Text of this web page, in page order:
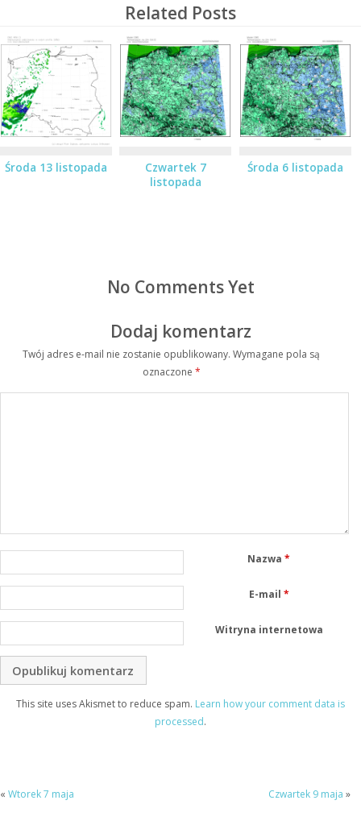
Related Posts
Środa 13 listopada
Czwartek 7
listopada
Środa 6 listopada
No Comments Yet
Dodaj komentarz
Twój adres e-mail nie zostanie opublikowany. Wymagane pola są
oznaczone *
Nazwa*
E-mail *
Witryna internetowa
This site uses Akismet to reduce spam. Learn how your comment data is
processed.
« Wtorek 7 maja Czwartek 9 maja »